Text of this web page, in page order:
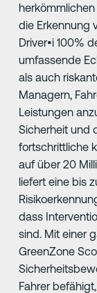
die Erkennung
Driver•i 100%
umfassende
als auch
Managern,
Leistungen
Sicherheit und
fortschrittliche
auf über 20
liefert eine bis
dass
sind. Mit einer
GreenZone
Fahrer